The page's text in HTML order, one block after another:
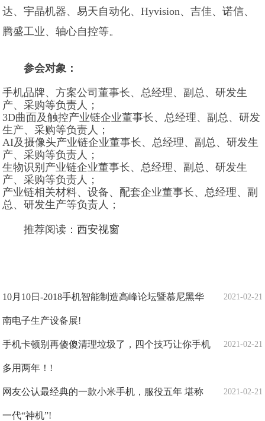
达、宇晶机器、易天自动化、Hyvision、吉佳、诺信、
腾盛工业、轴心自控等。
参会对象：
手机品牌、方案公司董事长、总经理、副总、研发生
产、采购等负责人；
3D曲面及触控产业链企业董事长、总经理、副总、研发
生产、采购等负责人；
AI及摄像头产业链企业董事长、总经理、副总、研发生
产、采购等负责人；
生物识别产业链企业董事长、总经理、副总、研发生
产、采购等负责人；
产业链相关材料、设备、配套企业董事长、总经理、副
总、研发生产等负责人；
推荐阅读：西安视窗
2021-02-21
10月10日-2018手机智能制造高峰论坛暨慕尼黑华
南电子生产设备展!
2021-02-21
手机卡顿别再傻傻清理垃圾了，四个技巧让你手机
多用两年！!
2021-02-21
网友公认最经典的一款小米手机，服役五年 堪称
一代“神机”!